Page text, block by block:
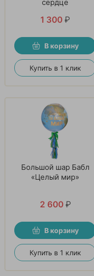
сердце
1 300 ₽
В корзину
Купить в 1 клик
Большой шар Бабл
«Целый мир»
2 600 ₽
В корзину
Купить в 1 клик